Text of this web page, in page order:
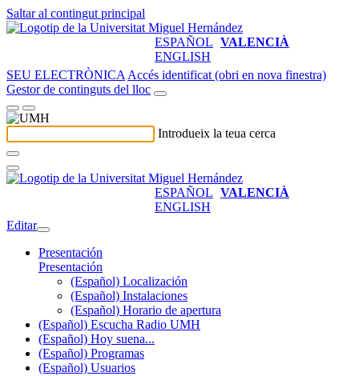
Saltar al contingut principal
ESPAÑOL VALENCIÀ
ENGLISH
SEU ELECTRÒNICA Accés identificat (obri en nova finestra)
Gestor de continguts del lloc
Introdueix la teua cerca
ESPAÑOL VALENCIÀ
ENGLISH
Editar
Presentación
Presentación
(Español) Localización
(Español) Instalaciones
(Español) Horario de apertura
(Español) Escucha Radio UMH
(Español) Hoy suena...
(Español) Programas
(Español) Usuarios